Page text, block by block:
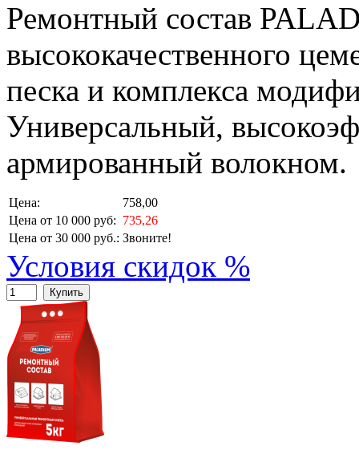
Ремонтный состав
высококачественного
песка и комплекса
Универсальный,
армированный волокном.
Цена:
758,00
Цена от 10 000 руб: 735,26
Цена от 30 000 руб.: Звоните!
Условия скидок %
Купить